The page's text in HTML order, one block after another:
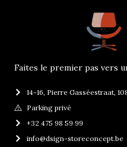
Faites le premier pas vers
14-16, Pierre Gasséestraat,
Parking privé
+32 475 98 59 99
info@dsign-storeconcept.be